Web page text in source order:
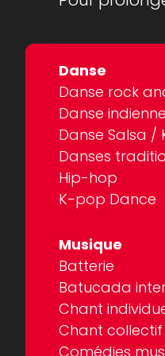
Danse
Danse rock
Danse indienne
Danse Salsa /
Danses
Hip-hop
K-pop Dance
Musique
Batterie
Batucada
Chant
Chant collectif
Comédies